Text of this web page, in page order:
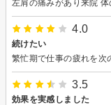
4.0
続けたい
3.5
効果を実感しました